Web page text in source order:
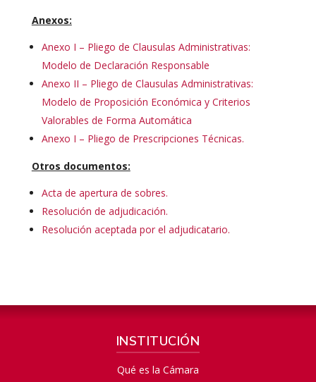
Anexos:
Anexo I – Pliego de Clausulas Administrativas:
Modelo de Declaración Responsable
Anexo II – Pliego de Clausulas Administrativas:
Modelo de Proposición Económica y Criterios
Valorables de Forma Automática
Anexo I – Pliego de Prescripciones Técnicas.
Otros documentos:
Acta de apertura de sobres.
Resolución de adjudicación.
Resolución aceptada por el adjudicatario.
INSTITUCIÓN
Qué es la Cámara